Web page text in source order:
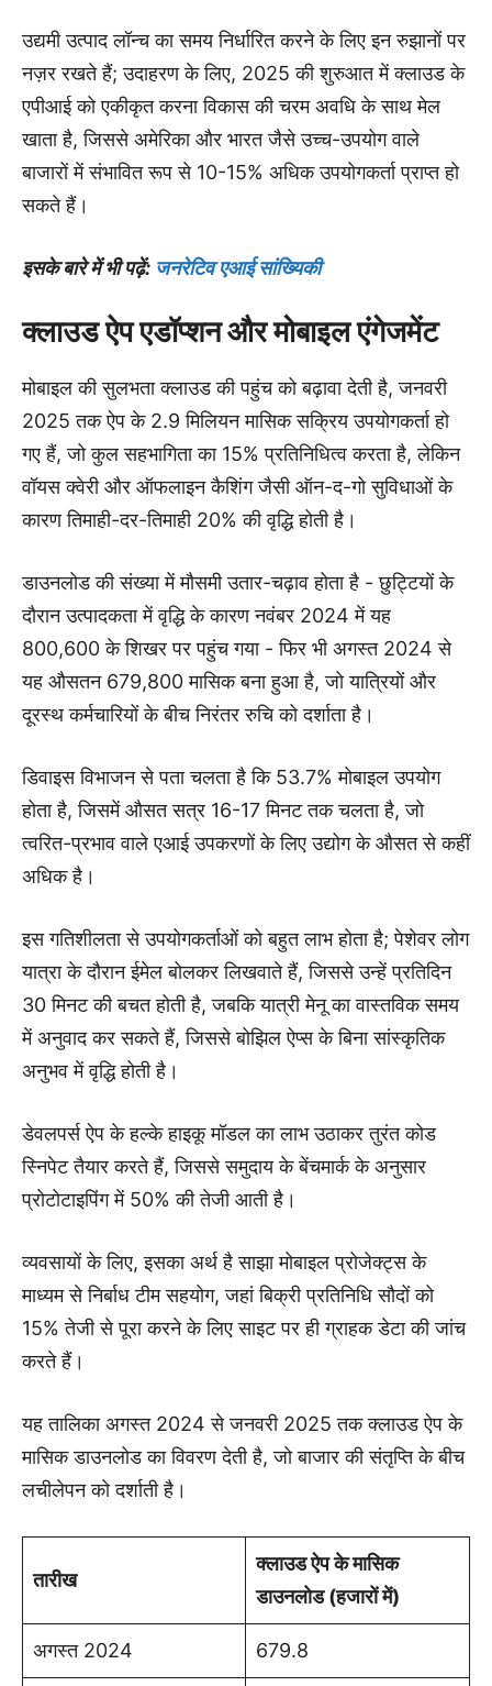
उद्यमी उत्पाद लॉन्च का समय निर्धारित करने के लिए इन रुझानों पर
नज़र रखते हैं; उदाहरण के लिए, 2025 की शुरुआत में क्लाउड के
एपीआई को एकीकृत करना विकास की चरम अवधि के साथ मेल
खाता है, जिससे अमेरिका और भारत जैसे उच्च-उपयोग वाले
बाजारों में संभावित रूप से 10-15% अधिक उपयोगकर्ता प्राप्त हो
सकते हैं।
इसके बारे में भी पढ़ें: जनरेटिव एआई सांख्यिकी
क्लाउड ऐप एडॉप्शन और मोबाइल एंगेजमेंट
मोबाइल की सुलभता क्लाउड की पहुंच को बढ़ावा देती है, जनवरी
2025 तक ऐप के 2.9 मिलियन मासिक सक्रिय उपयोगकर्ता हो
गए हैं, जो कुल सहभागिता का 15% प्रतिनिधित्व करता है, लेकिन
वॉयस क्वेरी और ऑफलाइन कैशिंग जैसी ऑन-द-गो सुविधाओं के
कारण तिमाही-दर-तिमाही 20% की वृद्धि होती है।
डाउनलोड की संख्या में मौसमी उतार-चढ़ाव होता है - छुट्टियों के
दौरान उत्पादकता में वृद्धि के कारण नवंबर 2024 में यह
800,600 के शिखर पर पहुंच गया - फिर भी अगस्त 2024 से
यह औसतन 679,800 मासिक बना हुआ है, जो यात्रियों और
दूरस्थ कर्मचारियों के बीच निरंतर रुचि को दर्शाता है।
डिवाइस विभाजन से पता चलता है कि 53.7% मोबाइल उपयोग
होता है, जिसमें औसत सत्र 16-17 मिनट तक चलता है, जो
त्वरित-प्रभाव वाले एआई उपकरणों के लिए उद्योग के औसत से कहीं
अधिक है।
इस गतिशीलता से उपयोगकर्ताओं को बहुत लाभ होता है; पेशेवर लोग
यात्रा के दौरान ईमेल बोलकर लिखवाते हैं, जिससे उन्हें प्रतिदिन
30 मिनट की बचत होती है, जबकि यात्री मेनू का वास्तविक समय
में अनुवाद कर सकते हैं, जिससे बोझिल ऐप्स के बिना सांस्कृतिक
अनुभव में वृद्धि होती है।
डेवलपर्स ऐप के हल्के हाइकू मॉडल का लाभ उठाकर तुरंत कोड
स्निपेट तैयार करते हैं, जिससे समुदाय के बेंचमार्क के अनुसार
प्रोटोटाइपिंग में 50% की तेजी आती है।
व्यवसायों के लिए, इसका अर्थ है साझा मोबाइल प्रोजेक्ट्स के
माध्यम से निर्बाध टीम सहयोग, जहां बिक्री प्रतिनिधि सौदों को
15% तेजी से पूरा करने के लिए साइट पर ही ग्राहक डेटा की जांच
करते हैं।
यह तालिका अगस्त 2024 से जनवरी 2025 तक क्लाउड ऐप के
मासिक डाउनलोड का विवरण देती है, जो बाजार की संतृप्ति के बीच
लचीलेपन को दर्शाती है।
तारीख
क्लाउड ऐप के मासिक
डाउनलोड (हजारों में)
अगस्त 2024 679.8